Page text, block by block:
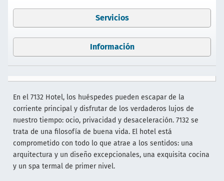
Servicios
Información
En el 7132 Hotel, los huéspedes pueden escapar de la
corriente principal y disfrutar de los verdaderos lujos de
nuestro tiempo: ocio, privacidad y desaceleración. 7132 se
trata de una filosofía de buena vida. El hotel está
comprometido con todo lo que atrae a los sentidos: una
arquitectura y un diseño excepcionales, una exquisita cocina
y un spa termal de primer nivel.